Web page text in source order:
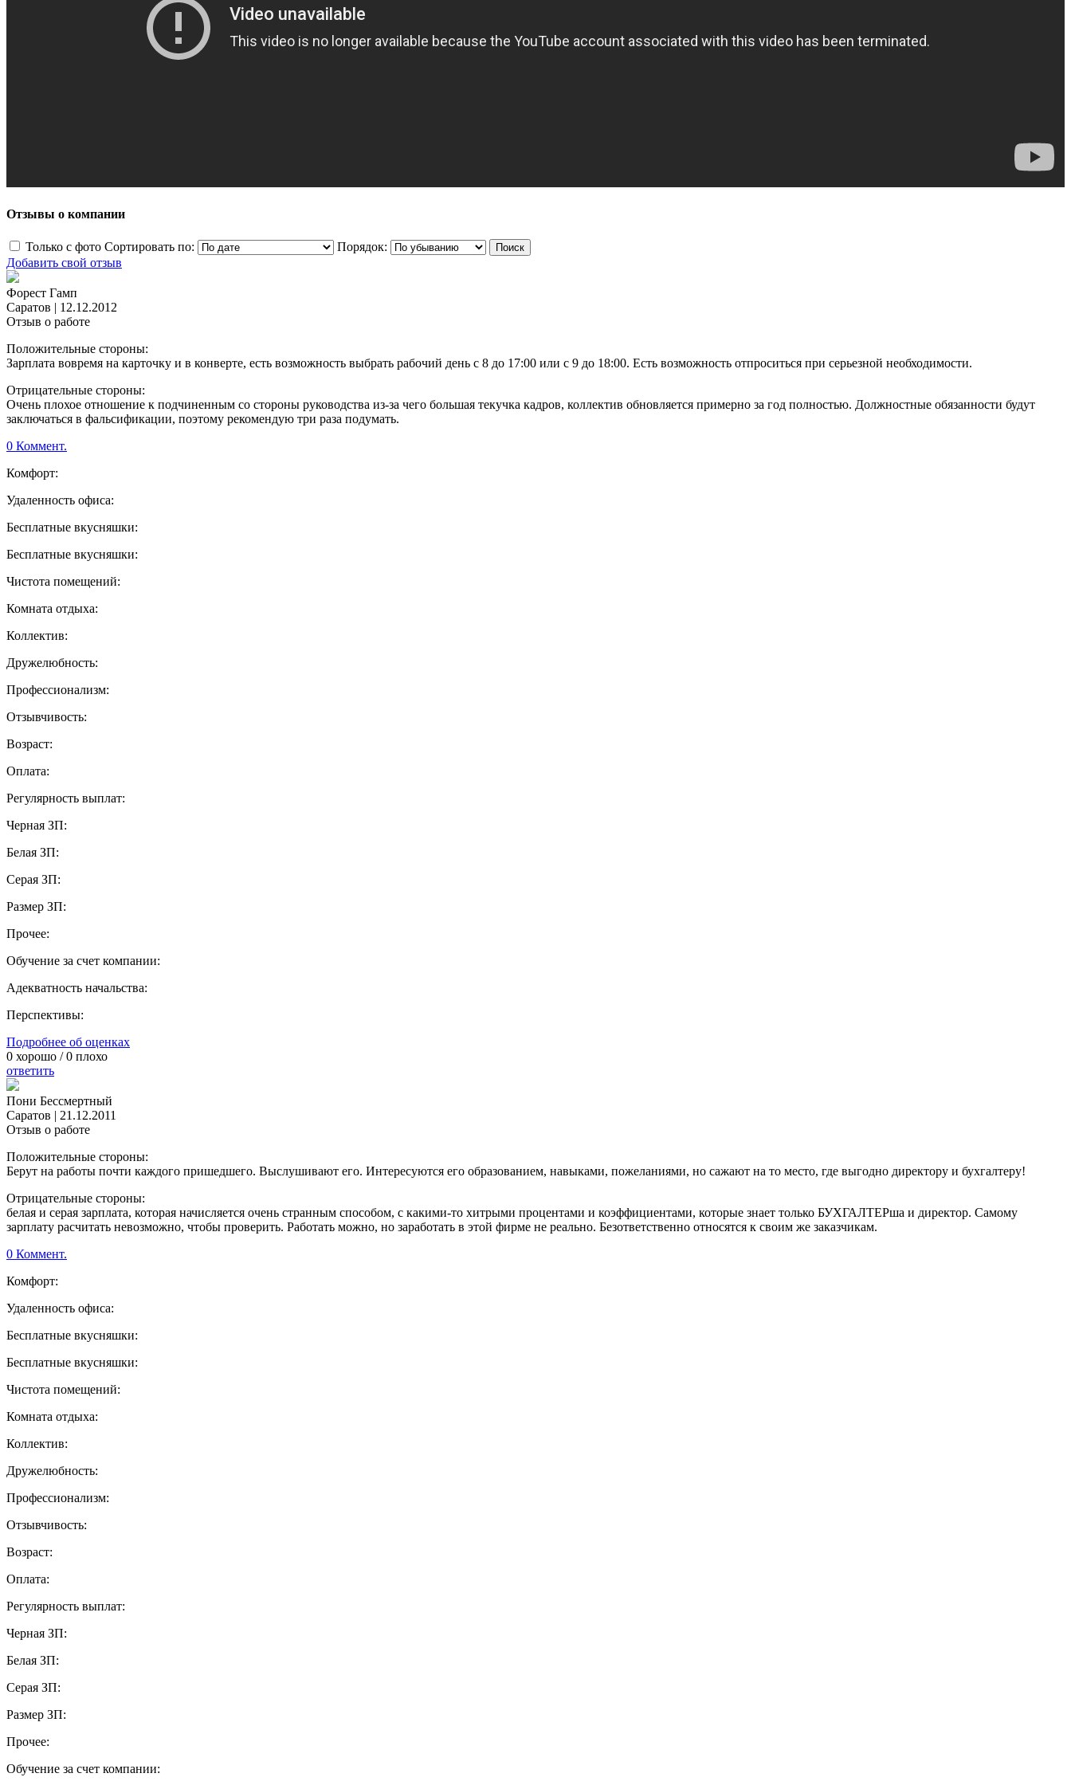
Отзывы о компании
Только с фото Сортировать по:
Порядок:
Добавить свой отзыв
Форест Гамп
Саратов | 12.12.2012
Отзыв о работе
Положительные стороны:
Зарплата вовремя на карточку и в конверте, есть возможность выбрать рабочий день с 8 до 17:00 или с 9 до 18:00. Есть возможность отпроситься при серьезной необходимости.
Отрицательные стороны:
Очень плохое отношение к подчиненным со стороны руководства из-за чего большая текучка кадров, коллектив обновляется примерно за год полностью. Должностные обязанности будут
заключаться в фальсификации, поэтому рекомендую три раза подумать.
0 Коммент.
Комфорт:
Удаленность офиса:
Бесплатные вкусняшки:
Бесплатные вкусняшки:
Чистота помещений:
Комната отдыха:
Коллектив:
Дружелюбность:
Профессионализм:
Отзывчивость:
Возраст:
Оплата:
Регулярность выплат:
Черная ЗП:
Белая ЗП:
Серая ЗП:
Размер ЗП:
Прочее:
Обучение за счет компании:
Адекватность начальства:
Перспективы:
Подробнее об оценках
0 хорошо /0 плохо
ответить
Пони Бессмертный
Саратов | 21.12.2011
Отзыв о работе
Положительные стороны:
Берут на работы почти каждого пришедшего. Выслушивают его. Интересуются его образованием, навыками, пожеланиями, но сажают на то место, где выгодно директору и бухгалтеру!
Отрицательные стороны:
белая и серая зарплата, которая начисляется очень странным способом, с какими-то хитрыми процентами и коэффициентами, которые знает только БУХГАЛТЕРша и директор. Самому
зарплату расчитать невозможно, чтобы проверить. Работать можно, но заработать в этой фирме не реально. Безответственно относятся к своим же заказчикам.
0 Коммент.
Комфорт:
Удаленность офиса:
Бесплатные вкусняшки:
Бесплатные вкусняшки:
Чистота помещений:
Комната отдыха:
Коллектив:
Дружелюбность:
Профессионализм:
Отзывчивость:
Возраст:
Оплата:
Регулярность выплат:
Черная ЗП:
Белая ЗП:
Серая ЗП:
Размер ЗП:
Прочее:
Обучение за счет компании: